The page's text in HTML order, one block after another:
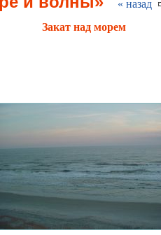
« назад
Закат над морем